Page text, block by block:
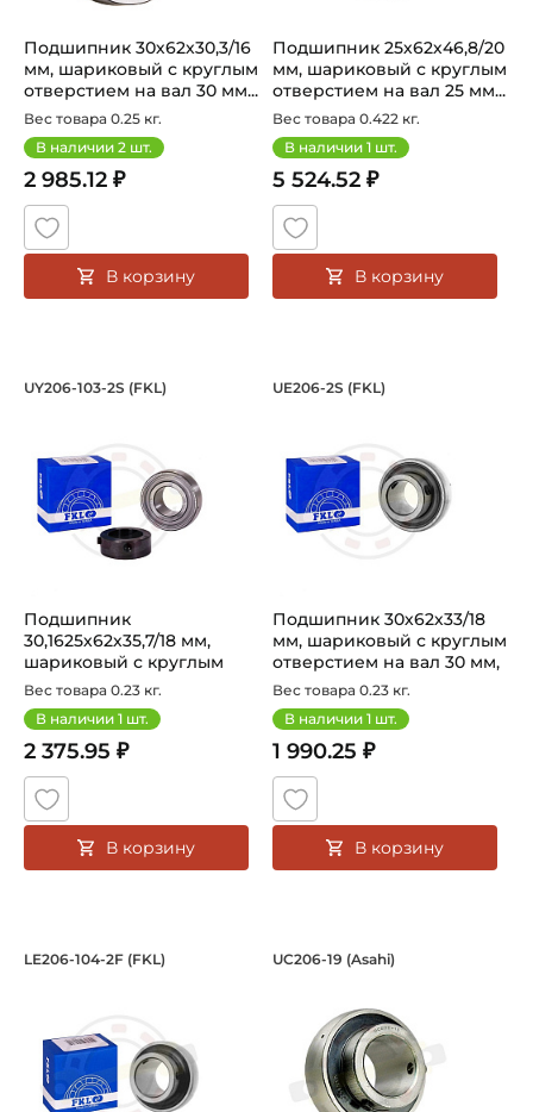
Подшипник 30х62х30,3/16
мм, шариковый с круглым
отверстием на вал 30 мм...
Вес товара 0.25 кг.
В наличии 2 шт.
2 985.12 ₽
В корзину
Подшипник 25х62х46,8/20
мм, шариковый с круглым
отверстием на вал 25 мм...
Вес товара 0.422 кг.
В наличии 1 шт.
5 524.52 ₽
В корзину
Подшипник 30,1625х62х35,7/18 мм,
UY206-103-2S (FKL)
Подшипник
30,1625х62х35,7/18 мм,
шариковый с круглым
отверстием на вал ...
Вес товара 0.23 кг.
В наличии 1 шт.
2 375.95 ₽
В корзину
Подшипник
UE206-2S (FKL)
Подшипник 30х62х33/18
мм, шариковый с круглым
отверстием на вал 30 мм,
...
Вес товара 0.23 кг.
В наличии 1 шт.
1 990.25 ₽
В корзину
Подшипник 31,75х62х38,1/18 мм,
LE206-104-2F (FKL) Подшипник
UC206-19 (Asahi)